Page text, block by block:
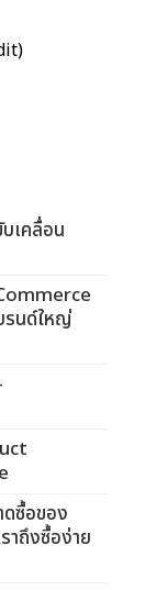
เคลื่อน
รนด์ใหญ่
ซื้อของ
าถึงซื้อง่าย